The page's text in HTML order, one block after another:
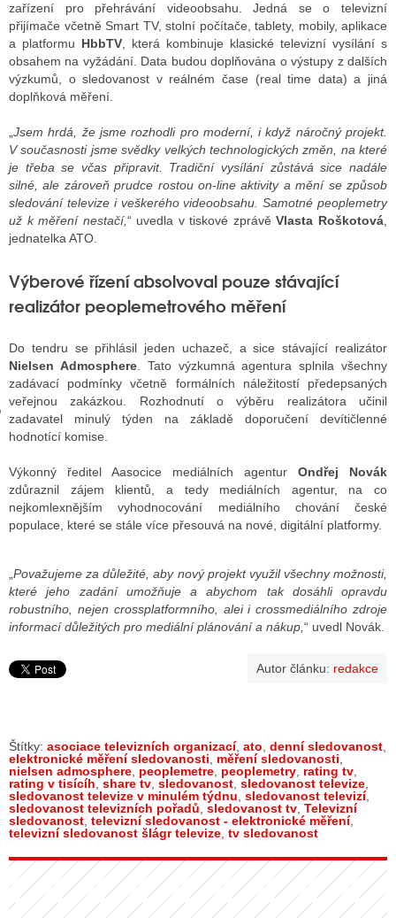
STRÁNKY TV
TISK
STÁT BLOGEREM
DISKUTÉRA NA RADIOTV
STARŠÍCH DISKUZÍ
zařízení pro přehrávání videoobsahu. Jedná se o televizní
přijímače včetně Smart TV, stolní počítače, tablety, mobily, aplikace
a platformu HbbTV , která kombinuje klasické televizní vysílání s
obsahem na vyžádání. Data budou doplňována o výstupy z dalších
výzkumů, o sledovanost v reálném čase (real time data) a jiná
doplňková měření.
Jsem hrdá, že jsme rozhodli pro moderní, i když náročný projekt.
V současnosti jsme svědky velkých technologických změn, na které
je třeba se včas připravit. Tradiční vysílání zůstává sice nadále
silné, ale zároveň prudce rostou on-line aktivity a mění se způsob
sledování televize i veškerého videoobsahu. Samotné peoplemetry
už k měření nestačí,“ uvedla v tiskové zprávěVlasta Roškotová
jednatelka ATO.
Výberové řízení absolvoval pouze stávající
realizátor peoplemetrového měření
Do tendru se přihlásil jeden uchazeč, a sice stávající realizátor
Nielsen Admosphere. Tato výzkumná agentura splnila všechny
zadávací podmínky včetně formálních náležitostí předepsaných
veřejnou zakázkou. Rozhodnutí o výběru realizátora učinil
zadavatel minulý týden na základě doporučení devítičlenné
hodnotící komise.
Výkonný ředitel Aasocice mediálních agentur Ondřej Novák
zdůraznil zájem klientů, a tedy mediálních agentur, na co
nejkomlexnějším vyhodnocování mediálního chování české
populace, které se stále více přesouvá na nové, digitální platformy.
Považujeme za důležité, aby nový projekt využil všechny možnosti,
které jeho zadání umožňuje a abychom tak dosáhli opravdu
robustního, nejen crossplatformního, alei i crossmediálního zdroje
informací důležitých pro mediální plánování a nákup, “ uvedl Novák.
Autor článku: redakce
Štítky: asociace televizních organizací, ato denní sledovanost
elektronické měření sledovanosti
měření sledovanosti
nielsen admosphere peoplemetre peoplemetry rating tv
rating v tisícíh share tv sledovanost sledovanost televize
sledovanost televize v minulém týdnu sledovanost televizí,
sledovanost televizních pořadů sledovanost tv Televizní
sledovanost televizní sledovanost - elektronické měření,
televizní sledovanost šlágr televize tv sledovanost